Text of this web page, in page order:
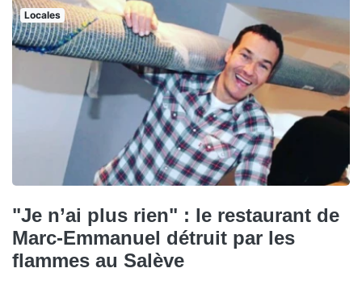
Locales
"Je n’ai plus rien" : le restaurant de
Marc-Emmanuel détruit par les
flammes au Salève